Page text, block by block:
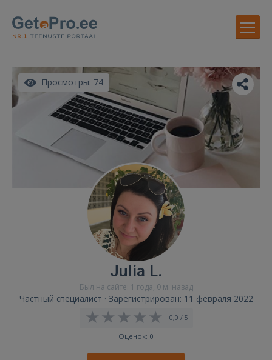
Просмотры: 74
Julia L.
Был на сайте: 1 года, 0 м. назад
Частный специалист · Зарегистрирован: 11 февраля 2022
0,0 / 5
Оценок: 0